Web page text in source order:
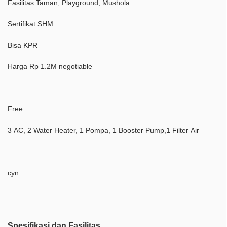
Fasilitas Taman, Playground, Mushola
Sertifikat SHM
Bisa KPR
Harga Rp 1.2M negotiable
Free
3 AC, 2 Water Heater, 1 Pompa, 1 Booster Pump,1 Filter Air
cyn